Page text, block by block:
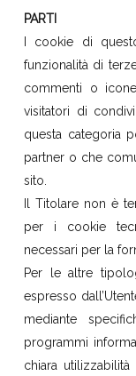
PARTI
I cookie di
funzionalità di
commenti o
visitatori di
questa categoria
partner o che
sito.
Il Titolare non è
per i cookie
necessari per la
Per le altre
espresso
mediante
programmi
chiara utilizzabilità